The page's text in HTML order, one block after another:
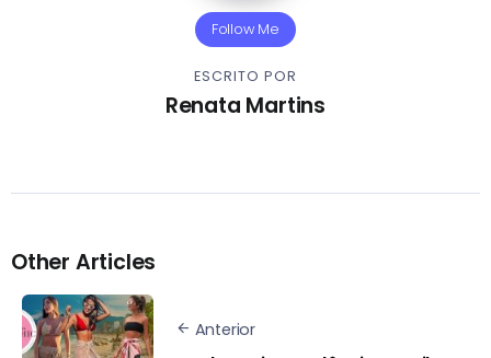
Follow Me
ESCRITO POR
Renata Martins
Other Articles
Anterior